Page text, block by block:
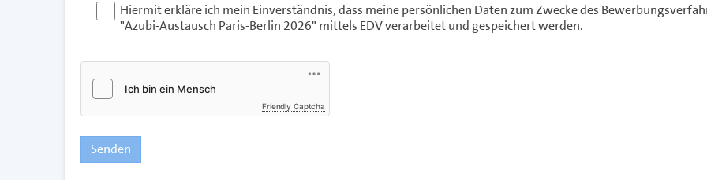
Hiermit erkläre ich mein Einverständnis, dass meine persönlichen Daten zum Zwecke des
"Azubi-Austausch Paris-Berlin 2026" mittels EDV verarbeitet und gespeichert werden.
Friendly Captcha
Senden